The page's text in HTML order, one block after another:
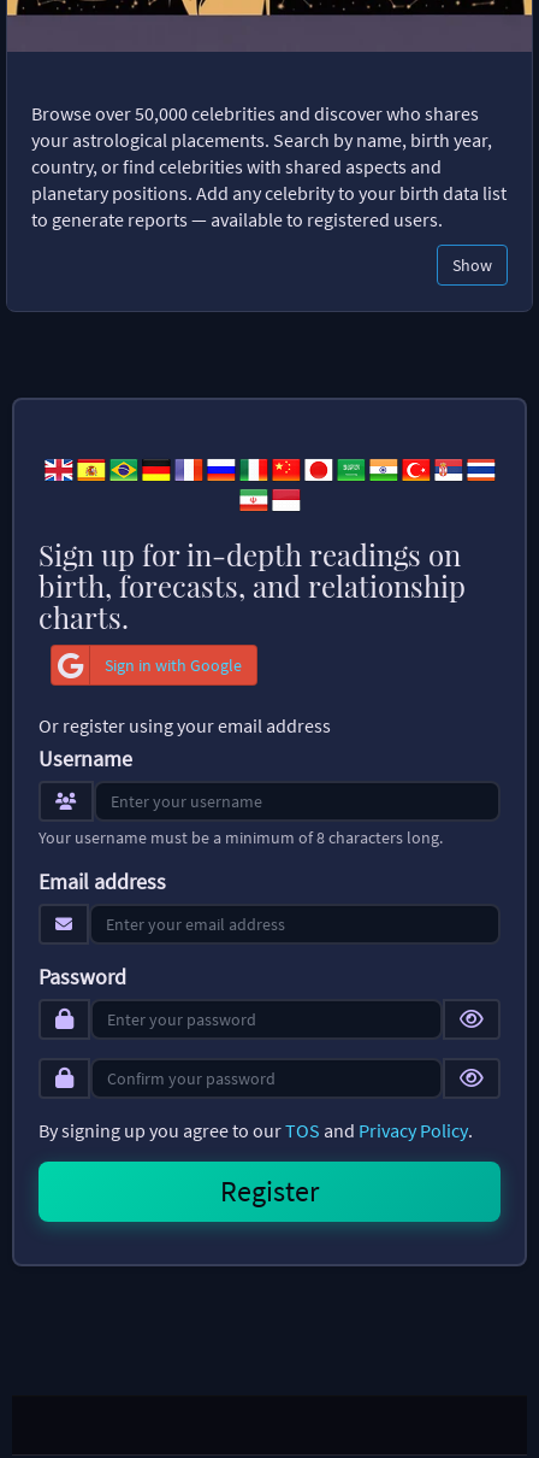
Browse over 50,000 celebrities and discover who shares
your astrological placements. Search by name, birth year,
country, or find celebrities with shared aspects and
planetary positions. Add any celebrity to your birth data list
to generate reports — available to registered users.
Show
Sign up for in-depth readings on
birth, forecasts, and relationship
charts.
Sign in with Google
Or register using your email address
Username
Your username must be a minimum of 8 characters long.
Email address
Password
By signing up you agree to ourTOS and Privacy Policy.